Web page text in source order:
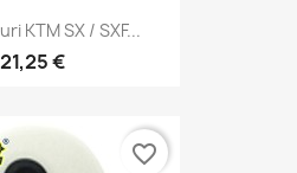
KTM SX / SXF...
21,25 €
favorite_border